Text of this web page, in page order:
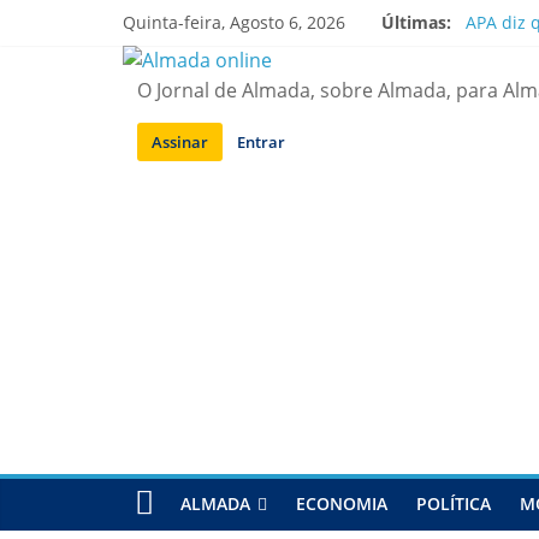
Quinta-feira, Agosto 6, 2026 Últimas:
APA diz
Ponte
O Jornal de Almada, sobre Almada, para
Assinar Entrar
ALMADA ECONOMIA POLÍTICA